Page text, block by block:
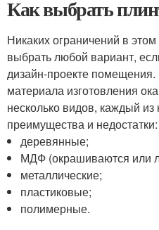
Как выбрать
Никаких ограничений в
выбрать любой вариант,
дизайн-проекте помещения.
материала изготовления
несколько видов, каждый из
преимущества и недостатки:
деревянные;
МДФ (окрашиваются или
металлические;
пластиковые;
полимерные.